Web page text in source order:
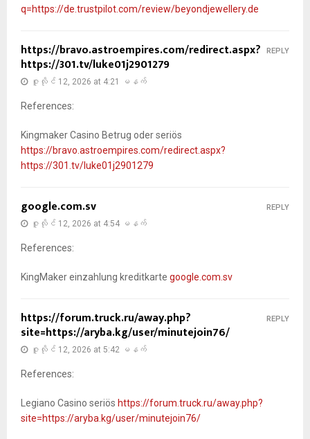
q=https://de.trustpilot.com/review/beyondjewellery.de
https://bravo.astroempires.com/redirect.aspx?
https://301.tv/luke01j2901279
ဇူလိုင် 12, 2026 at 4:21 မနက်
References:
Kingmaker Casino Betrug oder seriös
https://bravo.astroempires.com/redirect.aspx?
https://301.tv/luke01j2901279
REPLY
google.com.sv
ဇူလိုင် 12, 2026 at 4:54 မနက်
References:
KingMaker einzahlung kreditkarte google.com.sv
REPLY
https://forum.truck.ru/away.php?
site=https://aryba.kg/user/minutejoin76/
ဇူလိုင် 12, 2026 at 5:42 မနက်
References:
Legiano Casino seriös https://forum.truck.ru/away.php?
site=https://aryba.kg/user/minutejoin76/
REPLY